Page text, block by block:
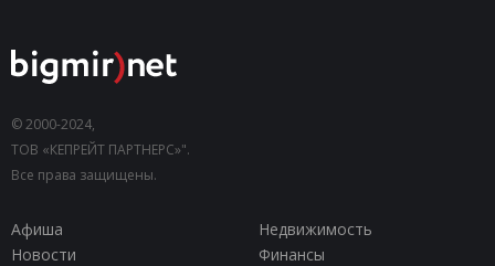
© 2000-2024,
ТОВ «КЕПРЕЙТ ПАРТНЕРС»".
Все права защищены.
Афиша
Недвижимость
Новости
Финансы